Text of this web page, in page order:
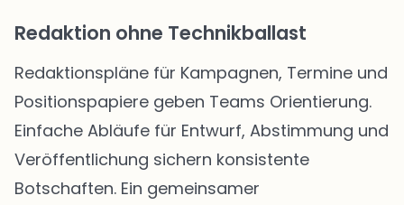
Redaktion ohne Technikballast
Redaktionspläne für Kampagnen, Termine und
Positionspapiere geben Teams Orientierung.
Einfache Abläufe für Entwurf, Abstimmung und
Veröffentlichung sichern konsistente
Botschaften. Ein gemeinsamer